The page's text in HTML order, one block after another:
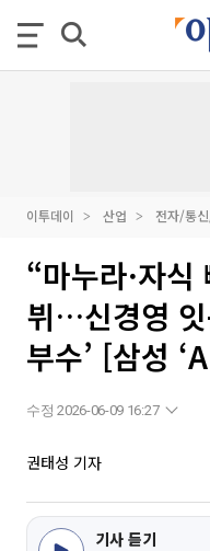
이투데이 산업 전자/통
“마누라·자
뷔…신경영 잇
부수’ [삼성
수정 2026-06-09 16:27
권태성 기자
기사 듣기